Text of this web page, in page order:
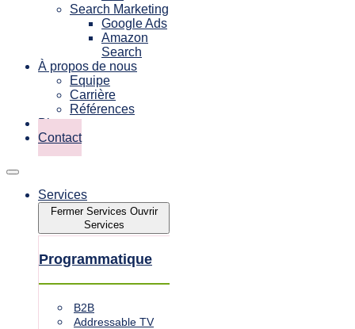
Search Marketing
Google Ads
Amazon
Search
À propos de nous
Equipe
Carrière
Références
Blog
Contact
Services
Fermer Services Ouvrir
Services
Programmatique
B2B
Addressable TV